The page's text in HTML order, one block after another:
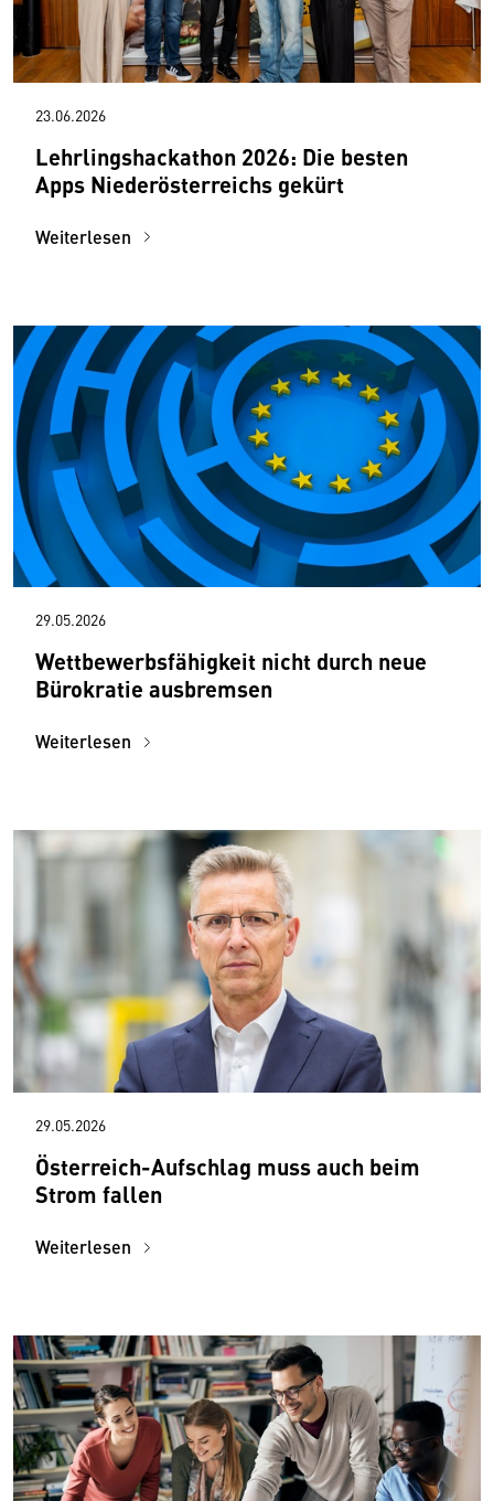
23.06.2026
Lehrlingshackathon 2026: Die besten
Apps Niederösterreichs gekürt
Weiterlesen
29.05.2026
Wettbewerbsfähigkeit nicht durch neue
Bürokratie ausbremsen
Weiterlesen
29.05.2026
Österreich-Aufschlag muss auch beim
Strom fallen
Weiterlesen